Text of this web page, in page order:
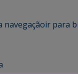
navegaçãoir para